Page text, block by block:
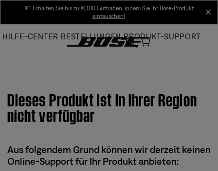
Main
💶 Erhalten Sie bis zu €300 Guthaben, indem Sie Ihr Bose-Produkt
eintauschen!
HILFE-CENTER BESTELLUNGEN PRODUKT-SUPPORT
Dieses Produkt ist in Ihrer Region
nicht verfügbar
Aus folgendem Grund können wir derzeit keinen
Online-Support für Ihr Produkt anbieten: